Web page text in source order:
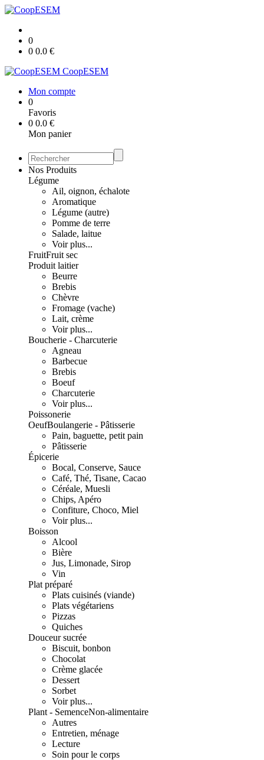
0
0 0.0 €
CoopESEM
Mon compte
0
Favoris
0 0.0 €
Mon panier
Nos Produits
Légume
Ail, oignon, échalote
Aromatique
Légume (autre)
Pomme de terre
Salade, laitue
Voir plus...
FruitFruit sec
Produit laitier
Beurre
Brebis
Chèvre
Fromage (vache)
Lait, crème
Voir plus...
Boucherie - Charcuterie
Agneau
Barbecue
Brebis
Boeuf
Charcuterie
Voir plus...
Poissonerie
OeufBoulangerie - Pâtisserie
Pain, baguette, petit pain
Pâtisserie
Épicerie
Bocal, Conserve, Sauce
Café, Thé, Tisane, Cacao
Céréale, Muesli
Chips, Apéro
Confiture, Choco, Miel
Voir plus...
Boisson
Alcool
Bière
Jus, Limonade, Sirop
Vin
Plat préparé
Plats cuisinés (viande)
Plats végétariens
Pizzas
Quiches
Douceur sucrée
Biscuit, bonbon
Chocolat
Crème glacée
Dessert
Sorbet
Voir plus...
Plant - SemenceNon-alimentaire
Autres
Entretien, ménage
Lecture
Soin pour le corps